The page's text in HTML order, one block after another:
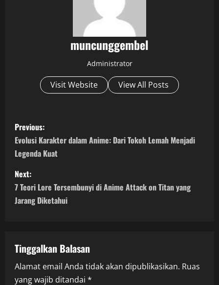
muncunggembel
Administrator
Visit Website View All Posts
P
o
s
t
n
v
i
Previous:
Evolusi Karakter dalam Anime: Dari Tokoh Lemah Menjadi
Legenda Kuat
Next:
7 Teori Lore Tersembunyi di Anime Attack on Titan yang
Jarang Diketahui
Tinggalkan Balasan
Alamat email Anda tidak akan dipublikasikan. Ruas
yang wajib ditandai *